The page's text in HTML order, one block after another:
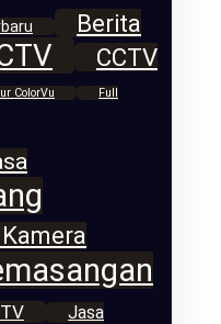
Berita
CCTV
ColorVu Full
Jasa